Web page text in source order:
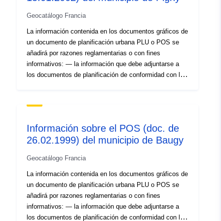
Geocatálogo Francia
La información contenida en los documentos gráficos de
un documento de planificación urbana PLU o POS se
añadirá por razones reglamentarias o con fines
informativos: — la información que debe adjuntarse a
los documentos de planificación de conformidad con los
documentos gráficos con fines informativos.
Información sobre el POS (doc. de
26.02.1999) del municipio de Baugy
Geocatálogo Francia
La información contenida en los documentos gráficos de
un documento de planificación urbana PLU o POS se
añadirá por razones reglamentarias o con fines
informativos: — la información que debe adjuntarse a
los documentos de planificación de conformidad con los